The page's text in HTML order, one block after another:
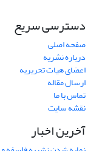
دسترسی سریع
صفحه اصلی
درباره نشریه
اعضای هیات تحریریه
ارسال مقاله
تماس با ما
نقشه سایت
آخرین اخبار